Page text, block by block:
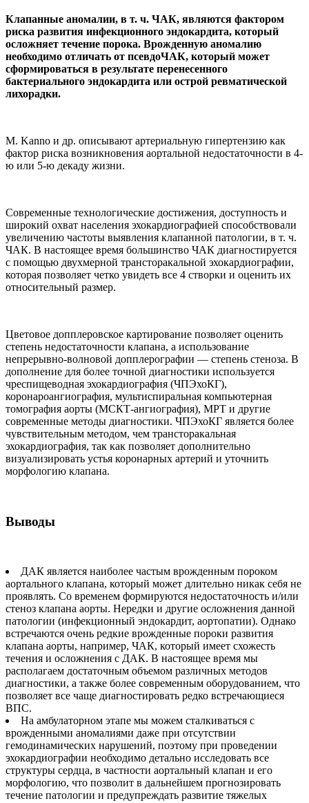
Клапанные аномалии, в т. ч. ЧАК, являются фактором
риска развития инфекционного эндокардита, который
осложняет течение порока. Врожденную аномалию
необходимо отличать от псевдоЧАК, который может
сформироваться в результате перенесенного
бактериального эндокардита или острой ревматической
лихорадки.
М. Kanno и др. описывают артериальную гипертензию как
фактор риска возникновения аортальной недостаточности в 4-
ю или 5-ю декаду жизни.
Современные технологические достижения, доступность и
широкий охват населения эхокардиографией способствовали
увеличению частоты выявления клапанной патологии, в т. ч.
ЧАК. В настоящее время большинство ЧАК диагностируется
с помощью двухмерной трансторакальной эхокардиографии,
которая позволяет четко увидеть все 4 створки и оценить их
относительный размер.
Цветовое допплеровское картирование позволяет оценить
степень недостаточности клапана, а использование
непрерывно-волновой допплерографии — степень стеноза. В
дополнение для более точной диагностики используется
чреспищеводная эхокардиография (ЧПЭхоКГ),
коронароангиография, мультиспиральная компьютерная
томография аорты (МСКТ-ангиография), МРТ и другие
современные методы диагностики. ЧПЭхоКГ является более
чувствительным методом, чем трансторакальная
эхокардиография, так как позволяет дополнительно
визуализировать устья коронарных артерий и уточнить
морфологию клапана.
Выводы
ДАК является наиболее частым врожденным пороком
аортального клапана, который может длительно никак себя не
проявлять. Со временем формируются недостаточность и/или
стеноз клапана аорты. Нередки и другие осложнения данной
патологии (инфекционный эндокардит, аортопатии). Однако
встречаются очень редкие врожденные пороки развития
клапана аорты, например, ЧАК, который имеет схожесть
течения и осложнения с ДАК. В настоящее время мы
располагаем достаточным объемом различных методов
диагностики, а также более современным оборудованием, что
позволяет все чаще диагностировать редко встречающиеся
ВПС.
На амбулаторном этапе мы можем сталкиваться с
врожденными аномалиями даже при отсутствии
гемодинамических нарушений, поэтому при проведении
эхокардиографии необходимо детально исследовать все
структуры сердца, в частности аортальный клапан и его
морфологию, что позволит в дальнейшем прогнозировать
течение патологии и предупреждать развитие тяжелых